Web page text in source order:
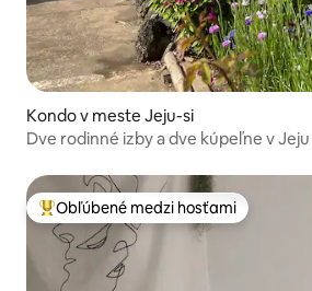
Kondo v meste Jeju-si
Dve rodinné izby a dve kúpeľne v Jeju
Najobľúbenejšie medzi hosťami
Obľúbené medzi hosťami